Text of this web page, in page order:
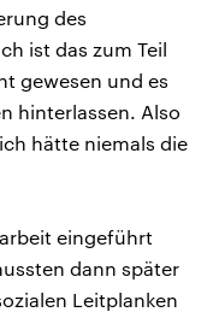
des
ist das zum Teil
gewesen und es
hinterlassen. Also
hätte niemals die
eingeführt
dann später
Leitplanken